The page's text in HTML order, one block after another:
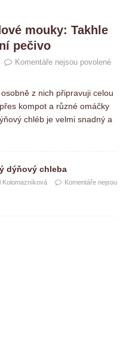
mouky: Takhle
pečivo
Komentáře nejsou povolené
z nich připravuji celou
kompot a různé omáčky
chléb je velmi snadný a
dýňový chleba
Kolomazníková
Komentáře nejsou